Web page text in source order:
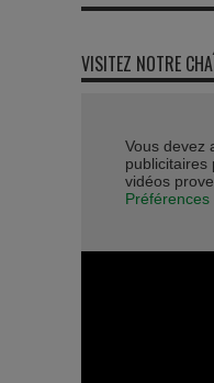
VISITEZ NOTRE
Vous devez
publicitaires
vidéos